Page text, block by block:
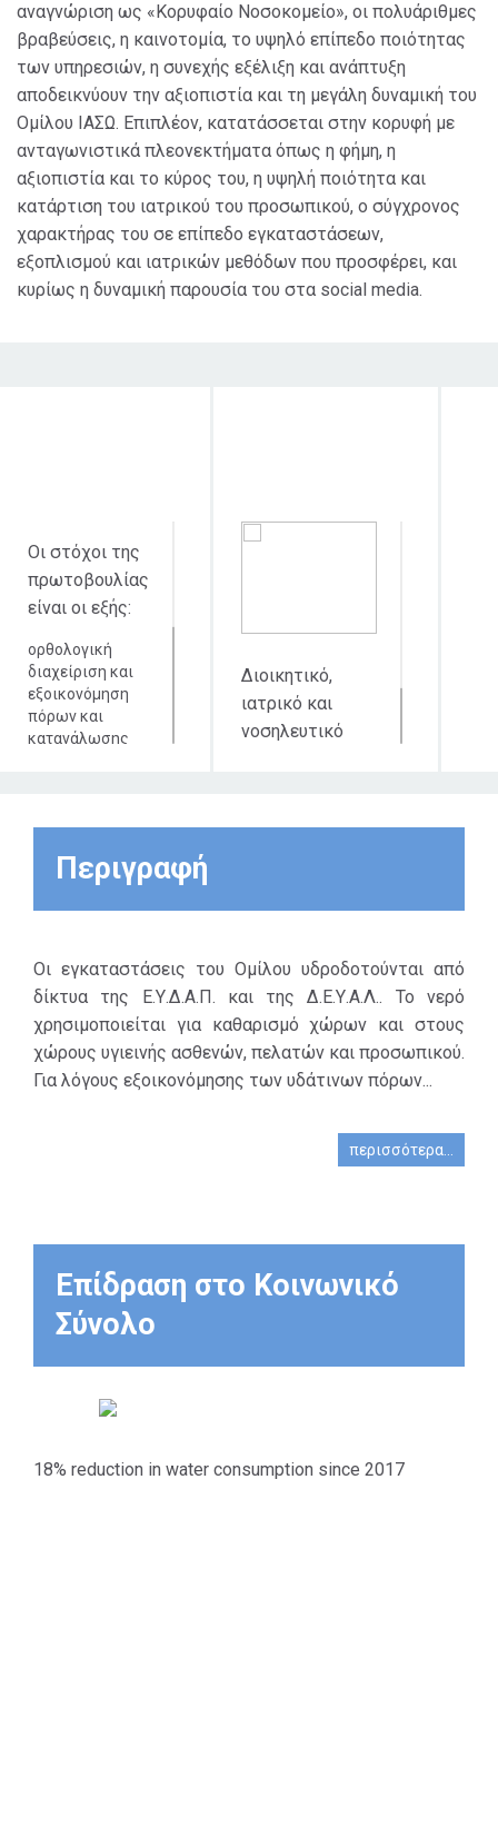
αναγνώριση ως «Κορυφαίο Νοσοκομείο», οι πολυάριθμες
βραβεύσεις, η καινοτομία, το υψηλό επίπεδο ποιότητας
των υπηρεσιών, η συνεχής εξέλιξη και ανάπτυξη
αποδεικνύουν την αξιοπιστία και τη μεγάλη δυναμική του
Ομίλου ΙΑΣΩ. Επιπλέον, κατατάσσεται στην κορυφή με
ανταγωνιστικά πλεονεκτήματα όπως η φήμη, η
αξιοπιστία και το κύρος του, η υψηλή ποιότητα και
κατάρτιση του ιατρικού του προσωπικού, ο σύγχρονος
χαρακτήρας του σε επίπεδο εγκαταστάσεων,
εξοπλισμού και ιατρικών μεθόδων που προσφέρει, και
κυρίως η δυναμική παρουσία του στα social media.
Οι στόχοι της
πρωτοβουλίας
είναι οι εξής:
ορθολογική
διαχείριση και
εξοικονόμηση
πόρων και
κατανάλωσης
περιβάλλοντος
κλίματος
πλαστικού
Διοικητικό,
ιατρικό και
νοσηλευτικό
Περιγραφή
Οι εγκαταστάσεις του Οµίλου υδροδοτούνται από
δίκτυα της Ε.Υ.∆.Α.Π. και της ∆.Ε.Υ.Α.Λ.. Το νερό
χρησιµοποιείται για καθαρισµό χώρων και στους
χώρους υγιεινής ασθενών, πελατών και προσωπικού.
Για λόγους εξοικονόμησης των υδάτινων πόρων...
περισσότερα...
Επίδραση στο Κοινωνικό
Σύνολο
18% reduction in water consumption since 2017